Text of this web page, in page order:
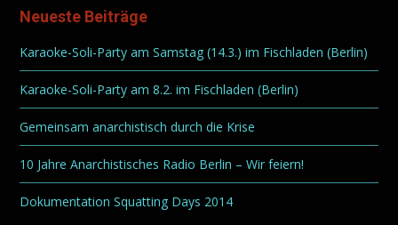
Neueste Beiträge
Karaoke-Soli-Party am Samstag (14.3.) im Fischladen (Berlin)
Karaoke-Soli-Party am 8.2. im Fischladen (Berlin)
Gemeinsam anarchistisch durch die Krise
10 Jahre Anarchistisches Radio Berlin – Wir feiern!
Dokumentation Squatting Days 2014